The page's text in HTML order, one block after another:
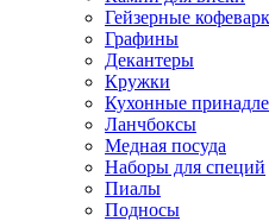
Гейзерные
Графины
Декантеры
Кружки
Кухонные
Ланчбоксы
Медная посуда
Наборы для специй
Пиалы
Подносы